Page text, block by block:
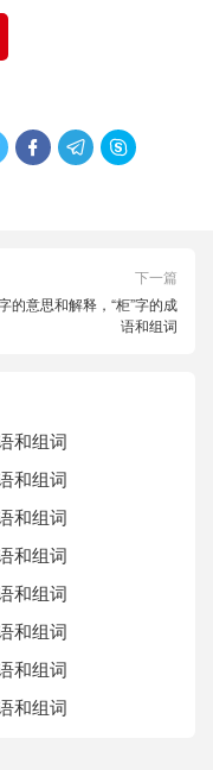
  
下一篇
的意思和解释，“柜”字的成
语和组词
和组词
和组词
和组词
和组词
和组词
和组词
和组词
和组词